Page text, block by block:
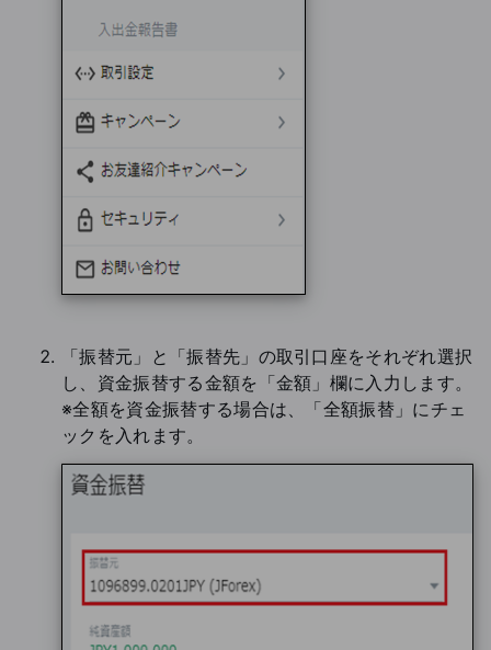
「振替元」と「振替先」の取引口座をそれぞれ選択
し、資金振替する金額を「金額」欄に入力します。
※全額を資金振替する場合は、「全額振替」にチェ
ックを入れます。